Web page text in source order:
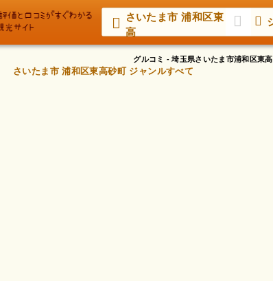
さいたま市 浦和区東
高
グルコミ - 埼玉県さいたま市浦和区東
さいたま市 浦和区東高砂町 ジャンルすべて